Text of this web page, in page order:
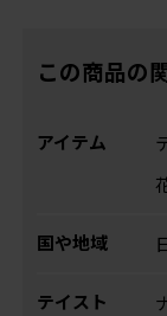
この商品の
アイテム
国や地域
テイスト